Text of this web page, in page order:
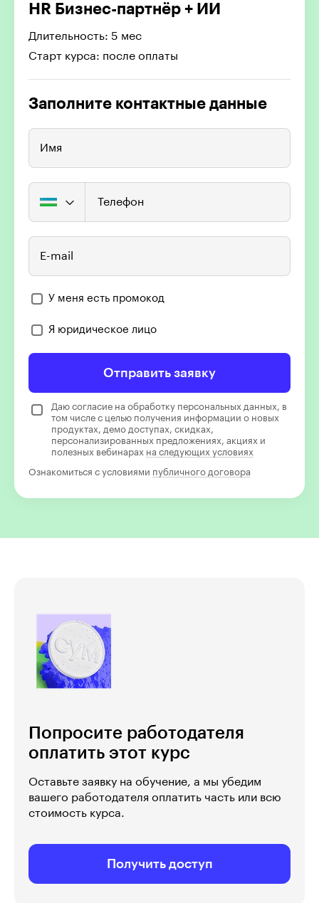
HR Бизнес-партнёр + ИИ
Длительность: 5 мес
Старт курса: после оплаты
Заполните контактные данные
Имя
Телефон
E-mail
У меня есть промокод
Я юридическое лицо
Отправить заявку
Даю согласие на обработку персональных данных, в
том числе с целью получения информации о новых
продуктах, демо доступах, скидках,
персонализированных предложениях, акциях и
полезных вебинарах на следующих условиях
Ознакомиться с условиями публичного договора
Попросите работодателя
оплатить этот курс
Оставьте заявку на обучение, а мы убедим
вашего работодателя оплатить часть или всю
стоимость курса.
Получить доступ